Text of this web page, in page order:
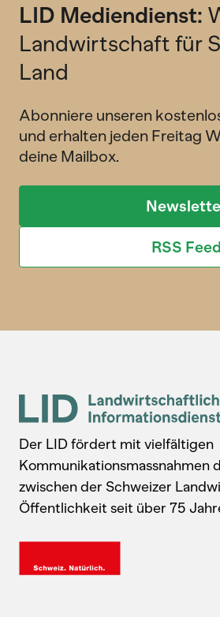
LID Mediendienst:
Landwirtschaft für
Land
Abonniere unseren
und erhalten jeden Freitag
deine Mailbox.
RSS Feed
Der LID fördert mit vielfältigen
Kommunikationsmassnahmen
zwischen der Schweizer
Öffentlichkeit seit über 75